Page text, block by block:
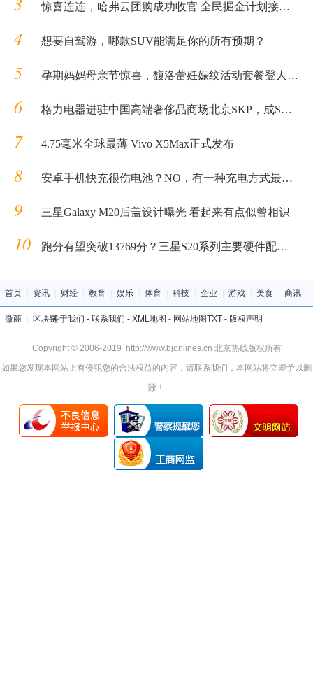
惊喜连连，哈弗云团购成功收官 全民掘金计划接踵而至
4 想要自驾游，哪款SUV能满足你的所有预期？
5 孕期妈妈母亲节惊喜，馥洛蕾妊娠纹活动套餐登人气畅销榜
6 格力电器进驻中国高端奢侈品商场北京SKP，成SKP国产家电第一品牌
7 4.75毫米全球最薄 Vivo X5Max正式发布
8 安卓手机快充很伤电池？NO，有一种充电方式最稳妥
9 三星Galaxy M20后盖设计曝光 看起来有点似曾相识
10 跑分有望突破13769分？三星S20系列主要硬件配置曝光
首页 资讯 财经 教育 娱乐 体育 科技 企业 游戏 美食 商讯
微商 区块链关于我们 - 联系我们 - XML地图 - 网站地图TXT- 版权声明
Copyright © 2006-2019 http://www.bjonlines.cn 北京热线版权所有
如果您发现本网站上有侵犯您的合法权益的内容，请联系我们，本网站将立即予以删
除！